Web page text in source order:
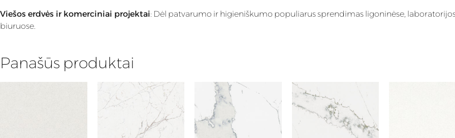
Viešos erdvės ir komerciniai projektai: Dėl patvarumo ir higieniškumo populiarus sprendimas ligoninėse,
biuruose.
Panašūs produktai